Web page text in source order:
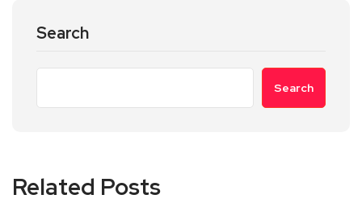
Search
Search
Related Posts